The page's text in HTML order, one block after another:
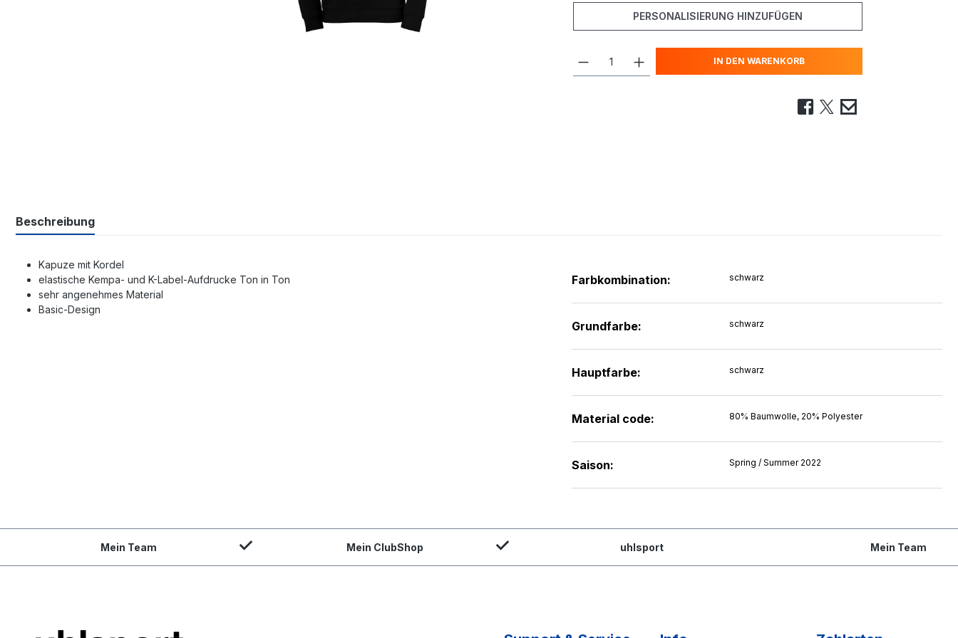
PERSONALISIERUNG HINZUFÜGEN
IN DEN WARENKORB
Beschreibung
Kapuze mit Kordel
elastische Kempa- und K-Label-Aufdrucke Ton in Ton
sehr angenehmes Material
Basic-Design
Farbkombination: schwarz
Grundfarbe: schwarz
Hauptfarbe: schwarz
Material code: 80% Baumwolle, 20% Polyester
Saison: Spring / Summer 2022
Mein Team Mein ClubShop uhlsport Mein Team